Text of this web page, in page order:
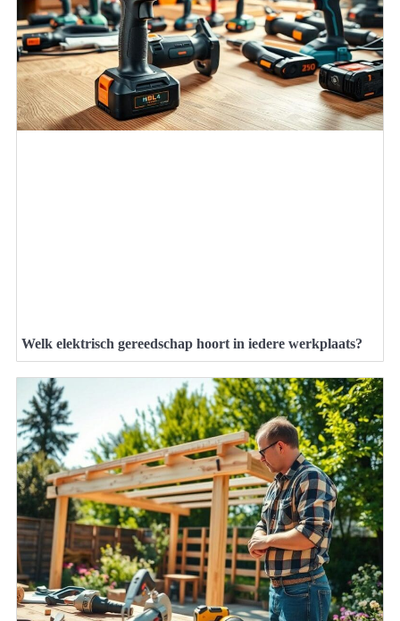
Welk elektrisch gereedschap hoort in iedere werkplaats?